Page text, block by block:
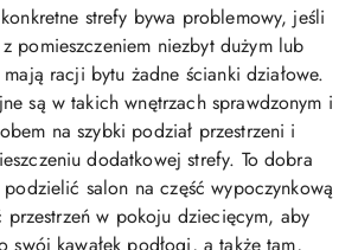
strefy bywa problemowy, jeśli
pomieszczeniem niezbyt dużym lub
racji bytu żadne ścianki działowe.
są w takich wnętrzach sprawdzonym i
na szybki podział przestrzeni i
dodatkowej strefy. To dobra
salon na część wypoczynkową
w pokoju dziecięcym, aby